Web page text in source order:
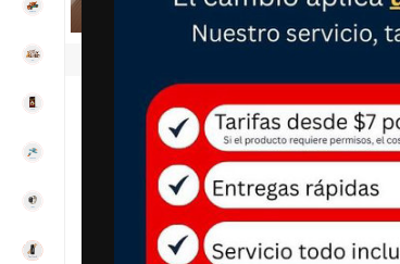
Clic para ampliar